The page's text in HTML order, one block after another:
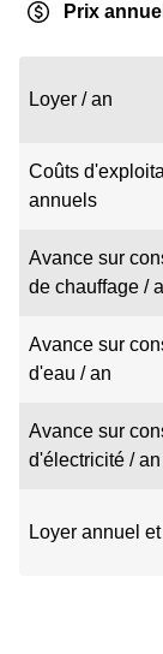
Prix
Loyer / an
Coûts
annuels
Avance sur
de chauffage /
Avance sur
d'eau / an
Avance sur
d'électricité / an
Loyer annuel